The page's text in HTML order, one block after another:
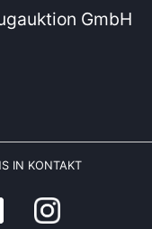
GmbH
IN KONTAKT